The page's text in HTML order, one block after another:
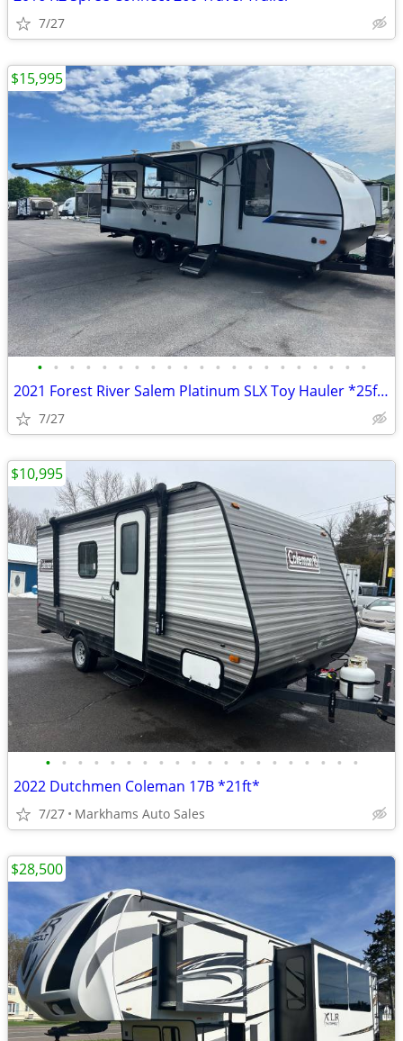
7/27
• • • • • • • • • • • • • • • • • • • • •
2021 Forest River Salem Platinum SLX Toy Hauler *25ft*
7/27
$15,995
• • • • • • • • • • • • • • • • • • • •
2022 Dutchmen Coleman 17B *21ft*
7/27 Markhams Auto Sales
$10,995
$28,500